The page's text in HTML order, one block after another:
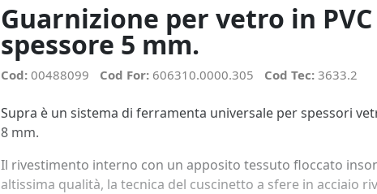
Guarnizione per vetro in PVC
spessore 5 mm.
Cod: 00488099 Cod For: 606310.0000.305 Cod Tec: 3633.2
Supra è un sistema di ferramenta universale per spessori
8 mm.
Il rivestimento interno con un apposito tessuto floccato
altissima qualità, la tecnica del cuscinetto a sfere in acciaio